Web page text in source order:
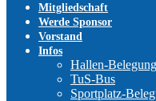
Mitgliedschaft
Werde Sponsor
Vorstand
Infos
Hallen-
TuS-Bus
Sportplatz-